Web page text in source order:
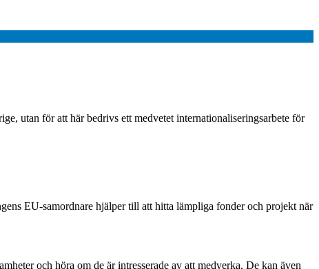
utan för att här bedrivs ett medvetet internationaliseringsarbete för
EU-samordnare hjälper till att hitta lämpliga fonder och projekt när
och höra om de är intresserade av att medverka. De kan även